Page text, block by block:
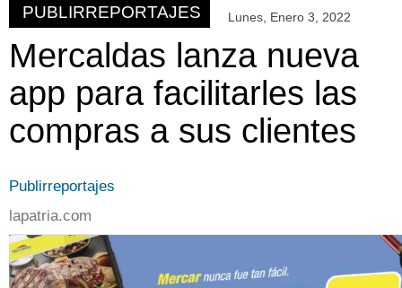
PUBLIRREPORTAJES Lunes, Enero 3, 2022
Mercaldas lanza nueva
app para facilitarles las
compras a sus clientes
Publirreportajes
lapatria.com